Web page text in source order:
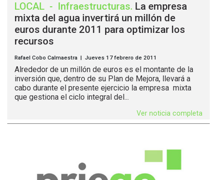
LOCAL - Infraestructuras. La empresa
mixta del agua invertirá un millón de
euros durante 2011 para optimizar los
recursos
Rafael Cobo Calmaestra | Jueves 17 febrero de 2011
Alrededor de un millón de euros es el montante de la
inversión que, dentro de su Plan de Mejora, llevará a
cabo durante el presente ejercicio la empresa mixta
que gestiona el ciclo integral del...
Ver noticia completa